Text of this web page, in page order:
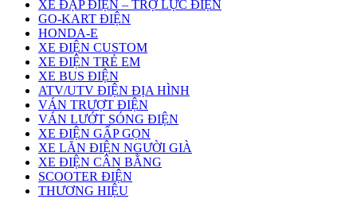
XE ĐẠP ĐIỆN – TRỢ LỰC ĐIỆN
GO-KART ĐIỆN
HONDA-E
XE ĐIỆN CUSTOM
XE ĐIỆN TRẺ EM
XE BUS ĐIỆN
ATV/UTV ĐIỆN ĐỊA HÌNH
VÁN TRƯỢT ĐIỆN
VÁN LƯỚT SÓNG ĐIỆN
XE ĐIỆN GẤP GỌN
XE LĂN ĐIỆN NGƯỜI GIÀ
XE ĐIỆN CÂN BẰNG
SCOOTER ĐIỆN
THƯƠNG HIỆU